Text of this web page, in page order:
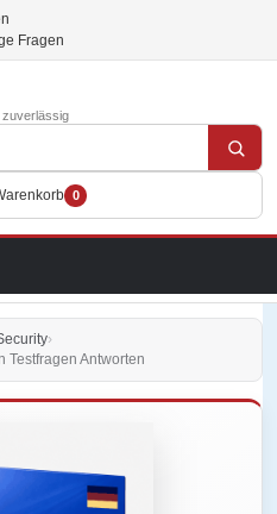
Fragen
zuverlässig
0
›
Testfragen Antworten